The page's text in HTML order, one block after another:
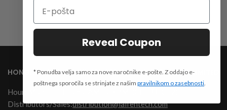
HONGKONG SHUYE INNOVATION TECHNOLOGY CO.,LIMITED
Hour: Mon.- Fri. From 7 AM to 3 PM
Distributors/Sales:distribution@laifentech.com
Reveal Coupon
* Ponudba velja samo za nove naročnike e-pošte. Z oddajo e-
poštnega sporočila se strinjate z našimpravilnikom o zasebnosti.